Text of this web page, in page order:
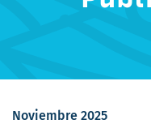
Noviembre 2025